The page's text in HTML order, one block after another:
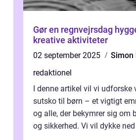
Gør en regnvejrsdag
kreative aktiviteter
02 september 2025
Simon
redaktionel
I denne artikel vil vi udforske
sutsko til børn – et vigtigt
og alle, der bekymrer sig om
og sikkerhed. Vi vil dykke ned